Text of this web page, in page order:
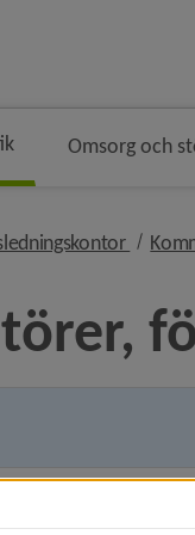
Omsorg och
nivå i